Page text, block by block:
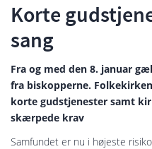
Korte
sang
Fra og med den 8. januar
fra biskopperne.
korte gudstjenester samt
skærpede krav
Samfundet er nu i højeste